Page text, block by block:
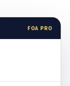
FOA PRO